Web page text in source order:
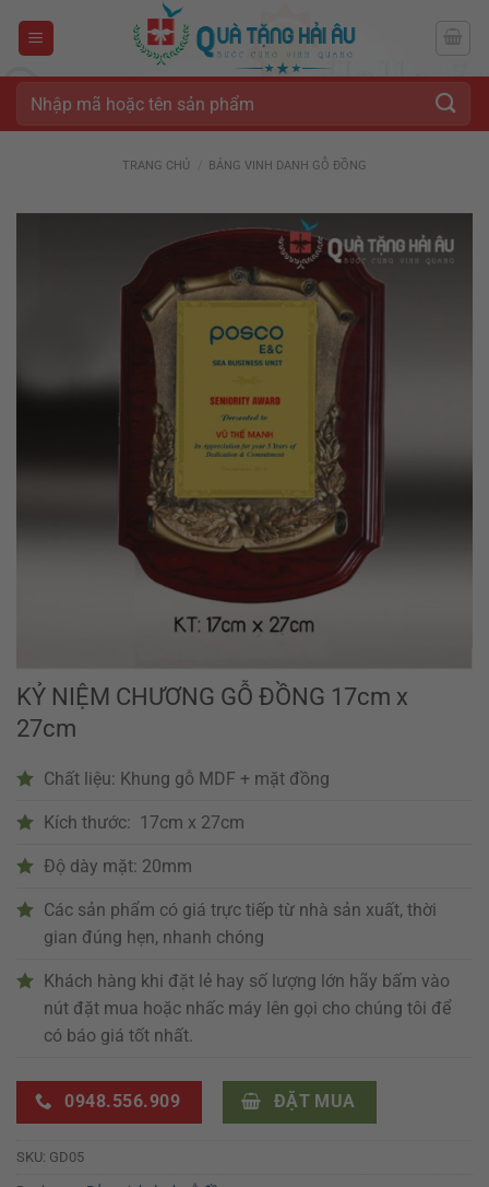
dung
Tìm
TRANG CHỦ BẢNG VINH DANH GỖ ĐỒNG
KỶ NIỆM CHƯƠNG GỖ ĐỒNG 17cm x
27cm
Chất liệu: Khung gỗ MDF + mặt đồng
Kích thước: 17cm x 27cm
Độ dày mặt: 20mm
Các sản phẩm có giá trực tiếp từ nhà sản xuất, thời
gian đúng hẹn, nhanh chóng
Khách hàng khi đặt lẻ hay số lượng lớn hãy bấm vào
nút đặt mua hoặc nhấc máy lên gọi cho chúng tôi để
có báo giá tốt nhất.
0948.556.909 ĐẶT MUA
SKU: GD05